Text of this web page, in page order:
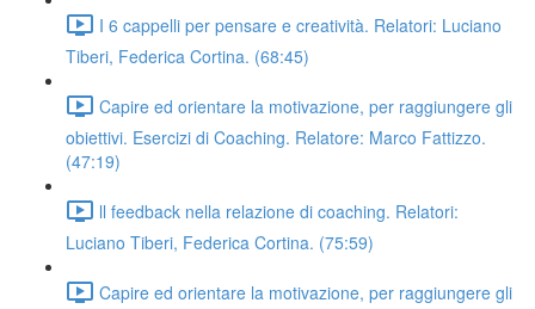
I 6 cappelli per pensare e creatività. Relatori: Luciano
Tiberi, Federica Cortina. (68:45)
Capire ed orientare la motivazione, per raggiungere gli
obiettivi. Esercizi di Coaching. Relatore: Marco Fattizzo.
(47:19)
ll feedback nella relazione di coaching. Relatori:
Luciano Tiberi, Federica Cortina. (75:59)
Capire ed orientare la motivazione, per raggiungere gli